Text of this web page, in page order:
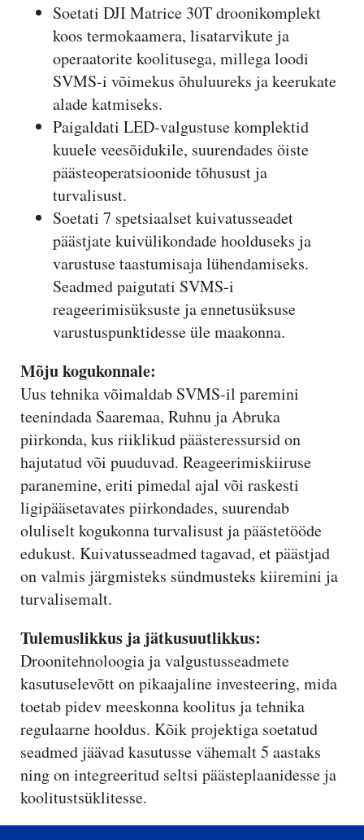
Soetati DJI Matrice 30T droonikomplekt
koos termokaamera, lisatarvikute ja
operaatorite koolitusega, millega loodi
SVMS-i võimekus õhuluureks ja keerukate
alade katmiseks.
Paigaldati LED-valgustuse komplektid
kuuele veesõidukile, suurendades öiste
päästeoperatsioonide tõhusust ja
turvalisust.
Soetati 7 spetsiaalset kuivatusseadet
päästjate kuivülikondade hoolduseks ja
varustuse taastumisaja lühendamiseks.
Seadmed paigutati SVMS-i
reageerimisüksuste ja ennetusüksuse
varustuspunktidesse üle maakonna.
Mõju kogukonnale:
Uus tehnika võimaldab SVMS-il paremini
teenindada Saaremaa, Ruhnu ja Abruka
piirkonda, kus riiklikud päästeressursid on
hajutatud või puuduvad. Reageerimiskiiruse
paranemine, eriti pimedal ajal või raskesti
ligipääsetavates piirkondades, suurendab
oluliselt kogukonna turvalisust ja päästetööde
edukust. Kuivatusseadmed tagavad, et päästjad
on valmis järgmisteks sündmusteks kiiremini ja
turvalisemalt.
Tulemuslikkus ja jätkusuutlikkus:
Droonitehnoloogia ja valgustusseadmete
kasutuselevõtt on pikaajaline investeering, mida
toetab pidev meeskonna koolitus ja tehnika
regulaarne hooldus. Kõik projektiga soetatud
seadmed jäävad kasutusse vähemalt 5 aastaks
ning on integreeritud seltsi päästeplaanidesse ja
koolitustsüklitesse.